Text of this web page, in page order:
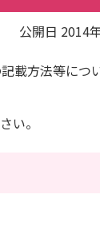
公開日 2014
載方法等につ
い。